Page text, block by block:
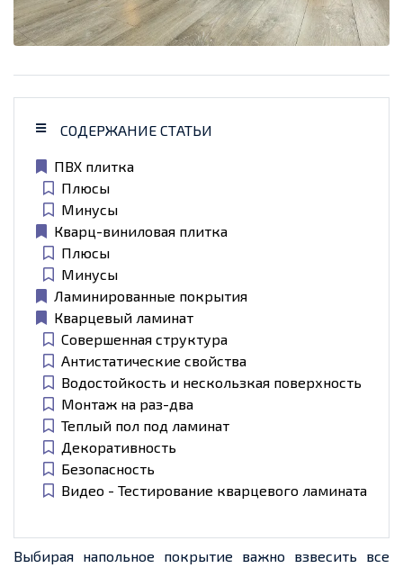
СОДЕРЖАНИЕ СТАТЬИ
ПВХ плитка
Плюсы
Минусы
Кварц-виниловая плитка
Плюсы
Минусы
Ламинированные покрытия
Кварцевый ламинат
Совершенная структура
Антистатические свойства
Водостойкость и нескользкая поверхность
Монтаж на раз-два
Теплый пол под ламинат
Декоративность
Безопасность
Видео - Тестирование кварцевого ламината
Выбирая напольное покрытие важно взвесить все